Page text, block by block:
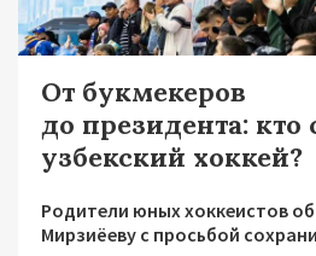
От букмекеров
до президента: кто
узбекский хоккей?
Родители юных хоккеистов
Мирзиёеву с просьбой